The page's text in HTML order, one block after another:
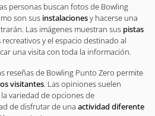
personas buscan fotos de Bowling
son sus instalacionesy hacerse una
Las imágenes muestran sus pistas
recreativos y el espacio destinado al
una visita con toda la información.
reseñas de Bowling Punto Zero permite
visitantes. Las opiniones suelen
variedad de opciones de
de disfrutar de una actividad diferente